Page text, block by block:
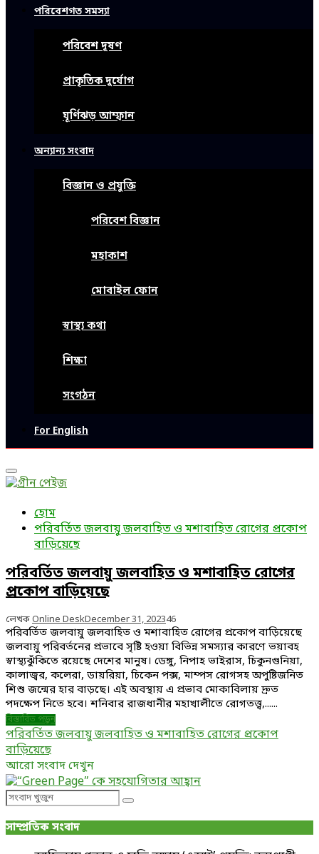
পরিবেশগত সমস্যা
পরিবেশ দূষণ
প্রাকৃতিক দুর্যোগ
ঘূর্ণিঝড় আম্ফান
অন্যান্য সংবাদ
বিজ্ঞান ও প্রযুক্তি
পরিবেশ বিজ্ঞান
মহাকাশ
মোবাইল ফোন
স্বাস্থ্য কথা
শিক্ষা
সংগঠন
For English
Primary
Menu
হোম
পরিবর্তিত জলবায়ু জলবাহিত ও মশাবাহিত রোগের প্রকোপ
বাড়িয়েছে
পরিবর্তিত জলবায়ু জলবাহিত ও মশাবাহিত রোগের
প্রকোপ বাড়িয়েছে
লেখকOnline DeskDecember 31, 202346
পরিবর্তিত জলবায়ু জলবাহিত ও মশাবাহিত রোগের প্রকোপ বাড়িয়েছে
জলবায়ু পরিবর্তনের প্রভাবে সৃষ্টি হওয়া বিভিন্ন সমস্যার কারণে ভয়াবহ
স্বাস্থ্যঝুঁকিতে রয়েছে দেশের মানুষ। ডেঙ্গু, নিপাহ ভাইরাস, চিকুনগুনিয়া,
কালাজ্বর, কলেরা, ডায়রিয়া, চিকেন পক্স, মাম্পস রোগসহ অপুষ্টিজনিত
শিশু জন্মের হার বাড়ছে। এই অবস্থায় এ প্রভাব মোকাবিলায় দ্রুত
পদক্ষেপ নিতে হবে। শনিবার রাজধানীর মহাখালীতে রোগতত্ত্ব,......
বিস্তারিত পড়ুন
পরিবর্তিত জলবায়ু জলবাহিত ও মশাবাহিত রোগের প্রকোপ
বাড়িয়েছে
আরো সংবাদ দেখুন
Search
Search
সাম্প্রতিক সংবাদ